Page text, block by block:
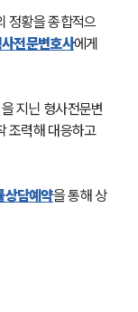
정황을 종합적으
전문변호사에게
지닌 형사전문변
조력해 대응하고
상담예약을 통해 상